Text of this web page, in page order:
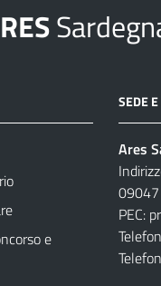
e
SEDE E
Ares
09047
PEC: